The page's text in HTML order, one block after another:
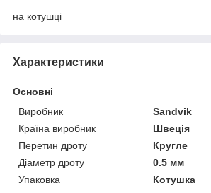
на котушці
Характеристики
Основні
Виробник
Sandvik
Країна виробник
Швеція
Перетин дроту
Кругле
Діаметр дроту
0.5 мм
Упаковка
Котушка